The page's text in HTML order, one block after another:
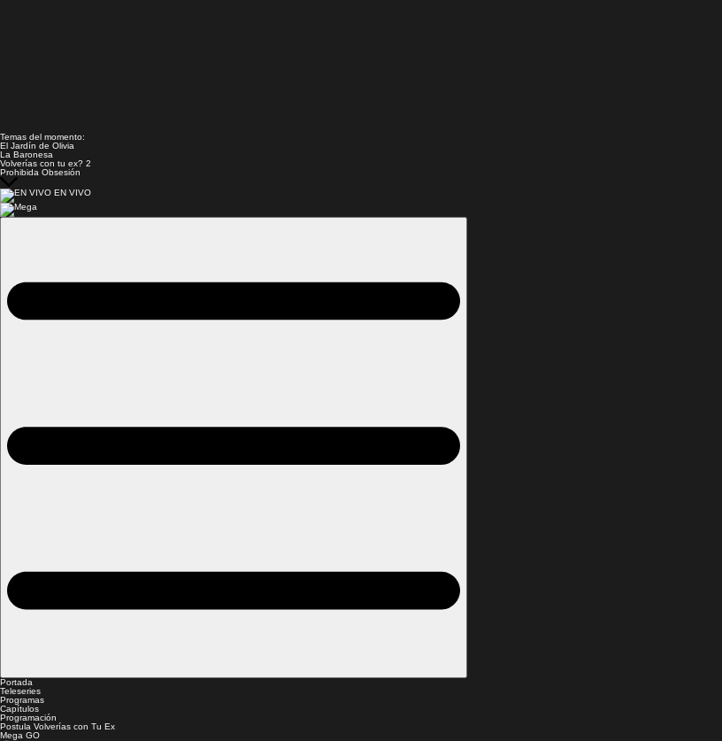
Temas del momento:
El Jardín de Olivia
La Baronesa
Volverías con tu ex? 2
Prohibida Obsesión
EN VIVO
Portada
Teleseries
Programas
Capítulos
Programación
Postula Volverías con Tu Ex
Mega GO